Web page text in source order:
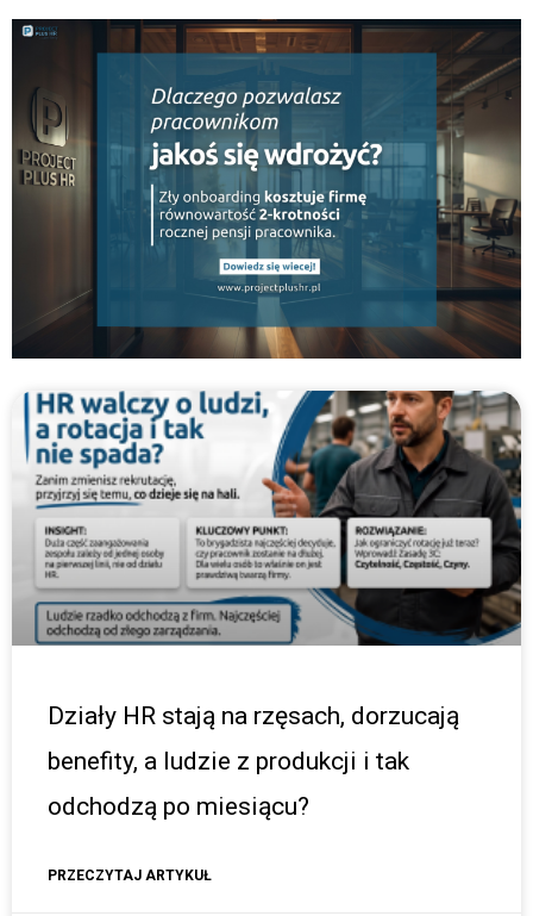
Działy HR stają na rzęsach, dorzucają
benefity, a ludzie z produkcji i tak
odchodzą po miesiącu?
PRZECZYTAJ ARTYKUŁ